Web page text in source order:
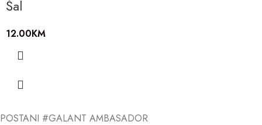
Šal
12.00KM
POSTANI #GALANT AMBASADOR